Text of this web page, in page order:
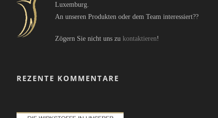
Luxemburg.
An unseren Produkten oder dem Team interessiert??
Zögern Sie nicht uns zu kontaktieren!
REZENTE KOMMENTARE